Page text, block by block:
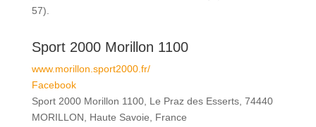
57).
Sport 2000 Morillon 1100
www.morillon.sport2000.fr/
Facebook
Sport 2000 Morillon 1100, Le Praz des Esserts, 74440
MORILLON, Haute Savoie, France